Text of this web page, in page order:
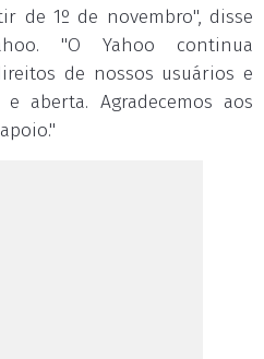
de 1º de novembro", disse
"O Yahoo continua
de nossos usuários e
aberta. Agradecemos aos